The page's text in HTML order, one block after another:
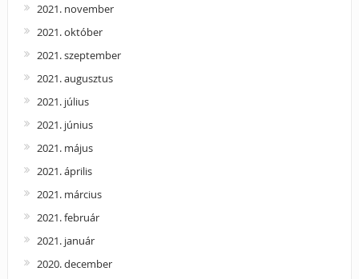
2021. november
2021. október
2021. szeptember
2021. augusztus
2021. július
2021. június
2021. május
2021. április
2021. március
2021. február
2021. január
2020. december